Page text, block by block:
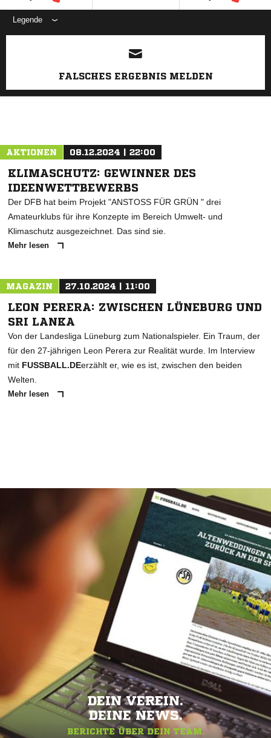
Legende
ANZEIGE
FALSCHES ERGEBNIS MELDEN
AKTIONEN 08.12.2024 | 22:00
KLIMASCHUTZ: GEWINNER DES
IDEENWETTBEWERBS
Der DFB hat beim Projekt "ANSTOSS FÜR GRÜN " drei
Amateurklubs für ihre Konzepte im Bereich Umwelt- und
Klimaschutz ausgezeichnet. Das sind sie.
Mehr lesen
MAGAZIN 27.10.2024 | 11:00
LEON PERERA: ZWISCHEN LÜNEBURG UND
SRI LANKA
Von der Landesliga Lüneburg zum Nationalspieler. Ein Traum, der
für den 27-jährigen Leon Perera zur Realität wurde. Im Interview
mit FUSSBALL.DEerzählt er, wie es ist, zwischen den beiden
Welten.
Mehr lesen
DEIN VEREIN.
DEINE NEWS.
BERICHTE ÜBER DEIN TEAM.